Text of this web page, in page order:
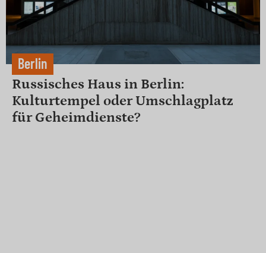
Berlin
Russisches Haus in Berlin:
Kulturtempel oder Umschlagplatz
für Geheimdienste?